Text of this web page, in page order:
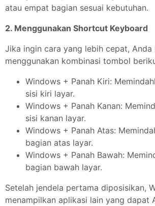
atau empat bagian sesuai kebutuhan.
2. Menggunakan Shortcut Keyboard
Jika ingin cara yang lebih cepat, Anda
menggunakan kombinasi tombol
Windows + Panah Kiri:
sisi kiri layar.
Windows + Panah Kanan:
sisi kanan layar.
Windows + Panah Atas:
bagian atas layar.
Windows + Panah Bawah:
bagian bawah layar.
Setelah jendela pertama diposisikan,
menampilkan aplikasi lain yang dapat